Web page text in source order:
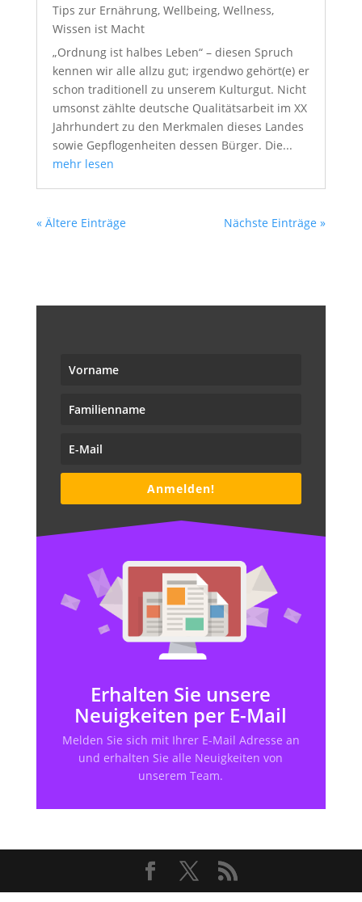
Tips zur Ernährung, Wellbeing, Wellness,
Wissen ist Macht
„Ordnung ist halbes Leben“ – diesen Spruch
kennen wir alle allzu gut; irgendwo gehört(e) er
schon traditionell zu unserem Kulturgut. Nicht
umsonst zählte deutsche Qualitätsarbeit im XX
Jahrhundert zu den Merkmalen dieses Landes
sowie Gepflogenheiten dessen Bürger. Die...
mehr lesen
« Ältere Einträge Nächste Einträge »
Erhalten Sie unsere
Neuigkeiten per E-Mail
Melden Sie sich mit Ihrer E-Mail Adresse an
und erhalten Sie alle Neuigkeiten von
unserem Team.
Anmelden!